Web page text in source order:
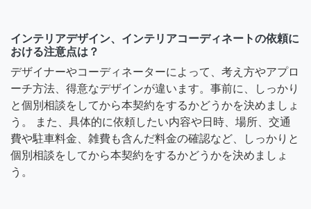
インテリアデザイン、インテリアコーディネートの依頼に
おける注意点は？
デザイナーやコーディネーターによって、考え方やアプロ
ーチ方法、得意なデザインが違います。事前に、しっかり
と個別相談をしてから本契約をするかどうかを決めましょ
う。 また、具体的に依頼したい内容や日時、場所、交通
費や駐車料金、雑費も含んだ料金の確認など、しっかりと
個別相談をしてから本契約をするかどうかを決めましょ
う。